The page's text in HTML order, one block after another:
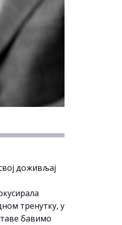
доживљај
тренутку, у
бавимо